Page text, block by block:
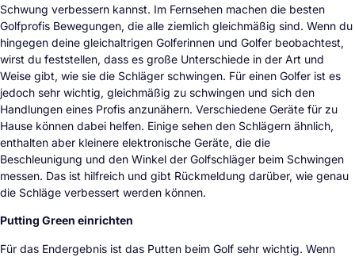
Schwung verbessern kannst. Im Fernsehen machen die besten
Golfprofis Bewegungen, die alle ziemlich gleichmäßig sind. Wenn du
hingegen deine gleichaltrigen Golferinnen und Golfer beobachtest,
wirst du feststellen, dass es große Unterschiede in der Art und
Weise gibt, wie sie die Schläger schwingen. Für einen Golfer ist es
jedoch sehr wichtig, gleichmäßig zu schwingen und sich den
Handlungen eines Profis anzunähern. Verschiedene Geräte für zu
Hause können dabei helfen. Einige sehen den Schlägern ähnlich,
enthalten aber kleinere elektronische Geräte, die die
Beschleunigung und den Winkel der Golfschläger beim Schwingen
messen. Das ist hilfreich und gibt Rückmeldung darüber, wie genau
die Schläge verbessert werden können.
Putting Green einrichten
Für das Endergebnis ist das Putten beim Golf sehr wichtig. Wenn